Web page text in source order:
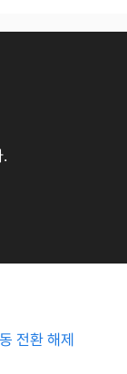
전환 해제